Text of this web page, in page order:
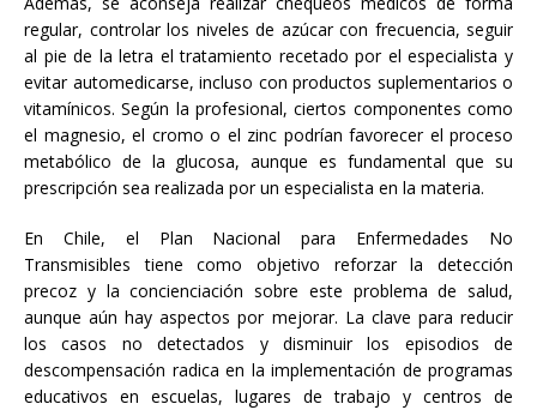
regular, controlar los niveles de azúcar con frecuencia, seguir
al pie de la letra el tratamiento recetado por el especialista y
evitar automedicarse, incluso con productos suplementarios o
vitamínicos. Según la profesional, ciertos componentes como
el magnesio, el cromo o el zinc podrían favorecer el proceso
metabólico de la glucosa, aunque es fundamental que su
prescripción sea realizada por un especialista en la materia.
En Chile, el Plan Nacional para Enfermedades No
Transmisibles tiene como objetivo reforzar la detección
precoz y la concienciación sobre este problema de salud,
aunque aún hay aspectos por mejorar. La clave para reducir
los casos no detectados y disminuir los episodios de
descompensación radica en la implementación de programas
educativos en escuelas, lugares de trabajo y centros de